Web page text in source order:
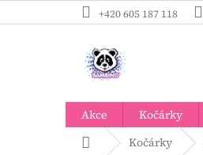
na
+420 605 187 118
Akce Kočárky
Domů Kočárky